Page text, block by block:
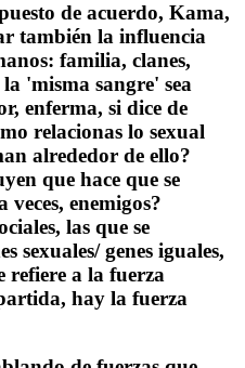
de acuerdo, Kama,
también la influencia
familia, clanes,
'misma sangre' sea
enferma, si dice de
relacionas lo sexual
alrededor de ello?
que hace que se
enemigos?
las que se
sexuales/ genes iguales,
refiere a la fuerza
hay la fuerza